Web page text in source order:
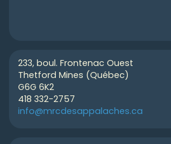
233, boul. Frontenac Ouest
Thetford Mines (Québec)
G6G 6K2
418 332-2757
info@mrcdesappalaches.ca